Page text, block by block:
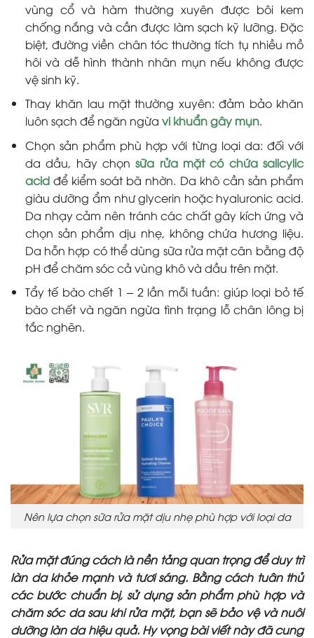
vùng cổ và hàm thường xuyên được bôi kem
chống nắng và cần được làm sạch kỹ lưỡng. Đặc
biệt, đường viền chân tóc thường tích tụ nhiều mồ
hôi và dễ hình thành nhân mụn nếu không được
vệ sinh kỹ.
Thay khăn lau mặt thường xuyên: đảm bảo khăn
luôn sạch để ngăn ngừa vi khuẩn gây mụn.
Chọn sản phẩm phù hợp với từng loại da: đối với
da dầu, hãy chọnsữa rửa mặt có chứa salicylic
acid để kiểm soát bã nhờn. Da khô cần sản phẩm
giàu dưỡng ẩm như glycerin hoặc hyaluronic acid.
Da nhạy cảm nên tránh các chất gây kích ứng và
chọn sản phẩm dịu nhẹ, không chứa hương liệu.
Da hỗn hợp có thể dùng sữa rửa mặt cân bằng độ
pH để chăm sóc cả vùng khô và dầu trên mặt.
Tẩy tế bào chết 1 – 2 lần mỗi tuần: giúp loại bỏ tế
bào chết và ngăn ngừa tình trạng lỗ chân lông bị
tắc nghẽn.
Nên lựa chọn sữa rửa mặt dịu nhẹ phù hợp với loại da
Rửa mặt đúng cách là nền tảng quan trọng để duy trì
làn da khỏe mạnh và tươi sáng. Bằng cách tuân thủ
các bước chuẩn bị, sử dụng sản phẩm phù hợp và
chăm sóc da sau khi rửa mặt, bạn sẽ bảo vệ và nuôi
dưỡng làn da hiệu quả. Hy vọng bài viết này đã cung